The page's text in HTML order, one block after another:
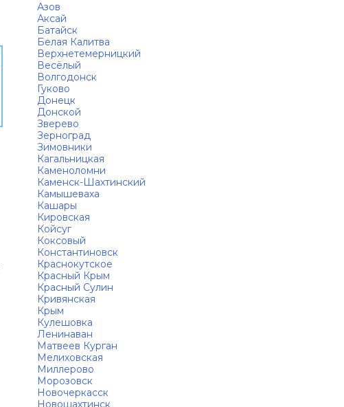
Азов
Аксай
Батайск
Белая Калитва
Верхнетемерницкий
Весёлый
Волгодонск
Гуково
Донецк
Донской
Зверево
Зерноград
Зимовники
Кагальницкая
Каменоломни
Каменск-Шахтинский
Камышеваха
Кашары
Кировская
Койсуг
Коксовый
Константиновск
Краснокутское
Красный Крым
Красный Сулин
Кривянская
Крым
Кулешовка
Ленинаван
Матвеев Курган
Мелиховская
Миллерово
Морозовск
Новочеркасск
Новошахтинск